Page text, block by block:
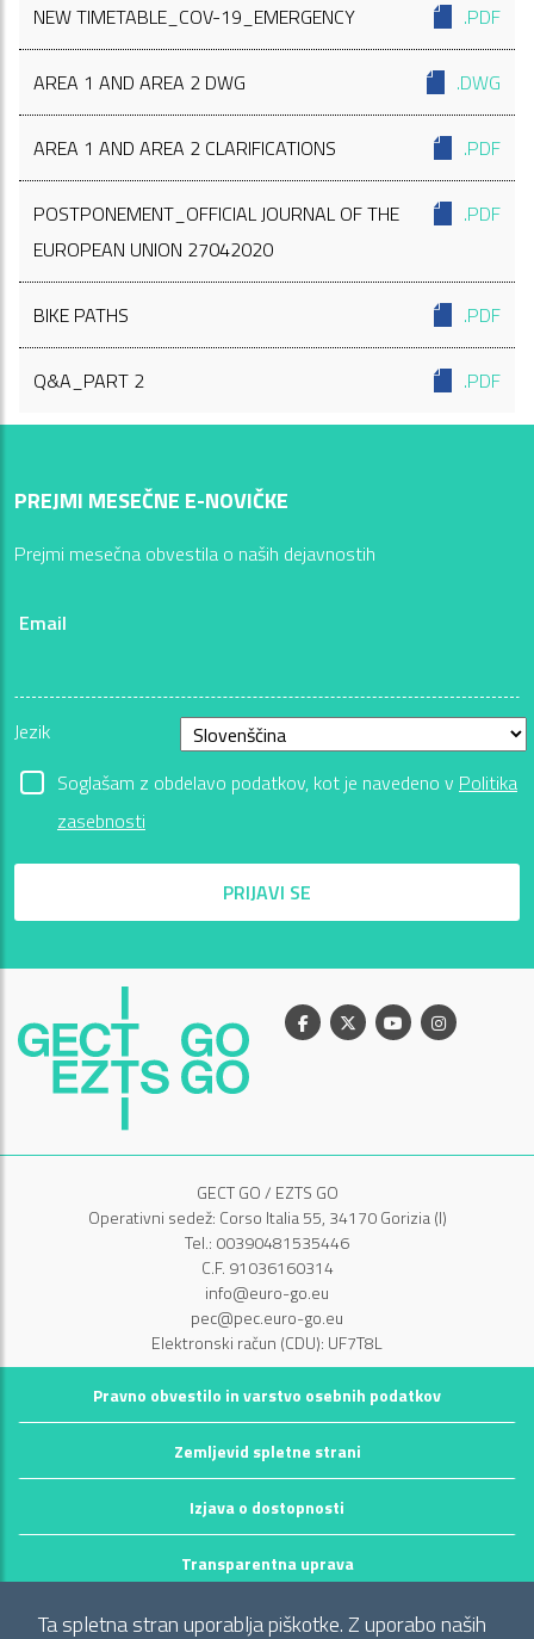
Ta spletna stran uporablja piškotke. Z uporabo naših
NEW TIMETABLE_COV-19_EMERGENCY .PDF
AREA 1 AND AREA 2 DWG .DWG
AREA 1 AND AREA 2 CLARIFICATIONS .PDF
POSTPONEMENT_OFFICIAL JOURNAL OF THE
EUROPEAN UNION 27042020
.PDF
BIKE PATHS .PDF
Q&A_PART 2 .PDF
PREJMI MESEČNE E-NOVIČKE
Prejmi mesečna obvestila o naših dejavnostih
Email
Jezik
Soglašam z obdelavo podatkov, kot je navedeno v Politika
zasebnosti
PRIJAVI SE
Facebook
X YoutubeInstagram
GECT GO / EZTS GO
Operativni sedež: Corso Italia 55, 34170 Gorizia (I)
Tel.: 00390481535446
C.F. 91036160314
info@euro-go.eu
pec@pec.euro-go.eu
Elektronski račun (CDU): UF7T8L
Pravno obvestilo in varstvo osebnih podatkov
Zemljevid spletne strani
Izjava o dostopnosti
Transparentna uprava
©2026 GECT GO / EZTS GO